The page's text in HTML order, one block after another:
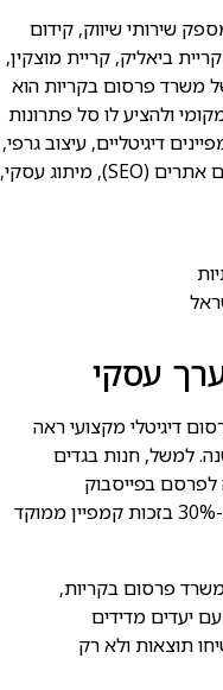
שירותי שיווק, קידום
ביאליק, קריית מוצקין,
משרד פרסום בקריות הוא
ולהציע לו סל פתרונות
דיגיטליים, עיצוב גרפי,
ניהול רשתות חברתיות, כתיבת תוכן, קידום אתרים (SEO), מיתוג עסקי,
עסקי
דיגיטלי מקצועי ראה
תוך חצי שנה. למשל, חנות בגדים
בפייסבוק
ובאינסטגרם, הגדילה את קהל הלקוחות ב-30% בזכות קמפיין ממוקד
פרסום בקריות,
יעדים מדידים
תוצאות ולא רק